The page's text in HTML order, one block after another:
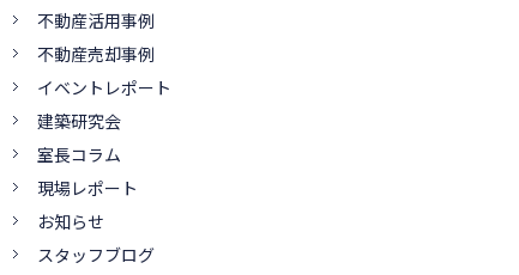
不動産活用事例
不動産売却事例
イベントレポート
建築研究会
室長コラム
現場レポート
お知らせ
スタッフブログ